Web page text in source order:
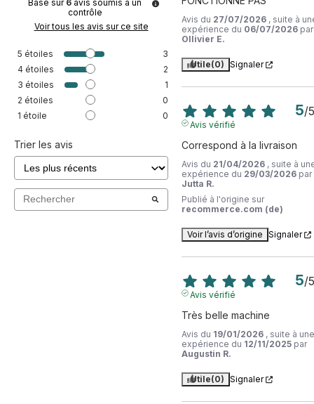
Basé sur 6 avis soumis à un
contrôle
Voir tous les avis sur ce site
5 étoiles
3
4 étoiles
2
3 étoiles
1
2 étoiles
0
1 étoile 0
Trier les avis
Avis du 27/07/2026 , suite à
expérience du 06/07/2026 par
Ollivier E.
Utile(0) Signaler
5/5
Avis vérifié
Correspond à la livraison
Avis du 21/04/2026 , suite à
expérience du 29/03/2026 par
Jutta R.
Publié à l'origine sur
recommerce.com (de)
Voir l’avis d’origine Signaler
5/5
Avis vérifié
Très belle machine
Avis du 19/01/2026 , suite à une
expérience du 12/11/2025 par
Augustin R.
Utile(0) Signaler